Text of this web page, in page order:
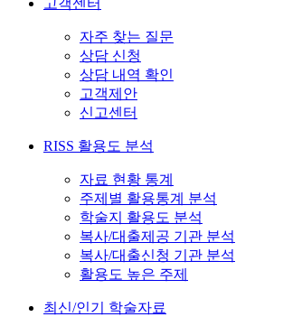
고객센터
자주 찾는 질문
상담 신청
상담 내역 확인
고객제안
신고센터
RISS 활용도 분석
자료 현황 통계
주제별 활용통계 분석
학술지 활용도 분석
복사/대출제공 기관 분석
복사/대출신청 기관 분석
활용도 높은 주제
최신/인기 학술자료